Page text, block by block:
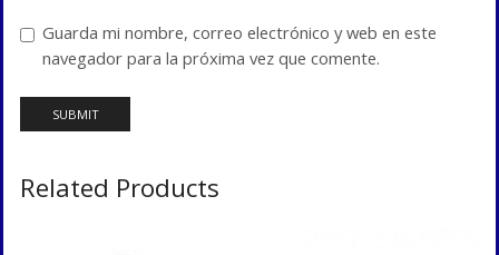
Guarda mi nombre, correo electrónico y web en este
navegador para la próxima vez que comente.
Related Products